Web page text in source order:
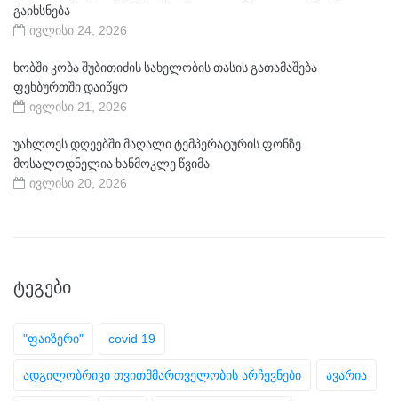
გაიხსნება
ივლისი 24, 2026
ხობში კობა შუბითიძის სახელობის თასის გათამაშება
ფეხბურთში დაიწყო
ივლისი 21, 2026
უახლოეს დღეებში მაღალი ტემპერატურის ფონზე
მოსალოდნელია ხანმოკლე წვიმა
ივლისი 20, 2026
ᲢᲔᲒᲔᲑᲘ
"ფაიზერი" covid 19
ადგილობრივი თვითმმართველობის არჩევნები ავარია